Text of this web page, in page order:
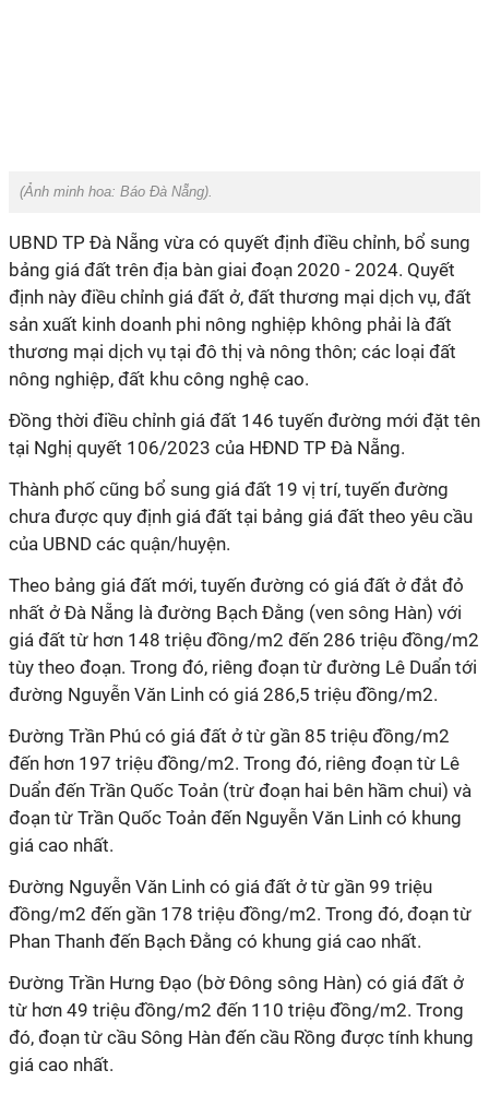
(Ảnh minh hoa: Báo Đà Nẵng).
UBND TP Đà Nẵng vừa có quyết định điều chỉnh, bổ sung
bảng giá đất trên địa bàn giai đoạn 2020 - 2024. Quyết
định này điều chỉnh giá đất ở, đất thương mại dịch vụ, đất
sản xuất kinh doanh phi nông nghiệp không phải là đất
thương mại dịch vụ tại đô thị và nông thôn; các loại đất
nông nghiệp, đất khu công nghệ cao.
Đồng thời điều chỉnh giá đất 146 tuyến đường mới đặt tên
tại Nghị quyết 106/2023 của HĐND TP Đà Nẵng.
Thành phố cũng bổ sung giá đất 19 vị trí, tuyến đường
chưa được quy định giá đất tại bảng giá đất theo yêu cầu
của UBND các quận/huyện.
Theo bảng giá đất mới, tuyến đường có giá đất ở đắt đỏ
nhất ở Đà Nẵng là đường Bạch Đằng (ven sông Hàn) với
giá đất từ hơn 148 triệu đồng/m2 đến 286 triệu đồng/m2
tùy theo đoạn. Trong đó, riêng đoạn từ đường Lê Duẩn tới
đường Nguyễn Văn Linh có giá 286,5 triệu đồng/m2.
Đường Trần Phú có giá đất ở từ gần 85 triệu đồng/m2
đến hơn 197 triệu đồng/m2. Trong đó, riêng đoạn từ Lê
Duẩn đến Trần Quốc Toản (trừ đoạn hai bên hầm chui) và
đoạn từ Trần Quốc Toản đến Nguyễn Văn Linh có khung
giá cao nhất.
Đường Nguyễn Văn Linh có giá đất ở từ gần 99 triệu
đồng/m2 đến gần 178 triệu đồng/m2. Trong đó, đoạn từ
Phan Thanh đến Bạch Đằng có khung giá cao nhất.
Đường Trần Hưng Đạo (bờ Đông sông Hàn) có giá đất ở
từ hơn 49 triệu đồng/m2 đến 110 triệu đồng/m2. Trong
đó, đoạn từ cầu Sông Hàn đến cầu Rồng được tính khung
giá cao nhất.